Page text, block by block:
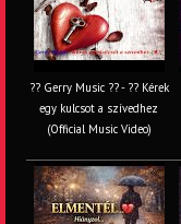
?? Gerry Music ?? - ?? Kérek
egy kulcsot a szívedhez
(Official Music Video)